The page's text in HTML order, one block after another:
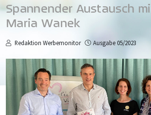
Spannender Austausch
Maria Wanek
Redaktion Werbemonitor Ausgabe 05/2023